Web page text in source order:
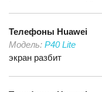
Телефоны Huawei
Модель: P40 Lite
экран разбит